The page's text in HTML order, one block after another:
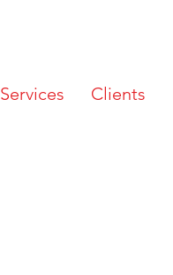
Services Clients